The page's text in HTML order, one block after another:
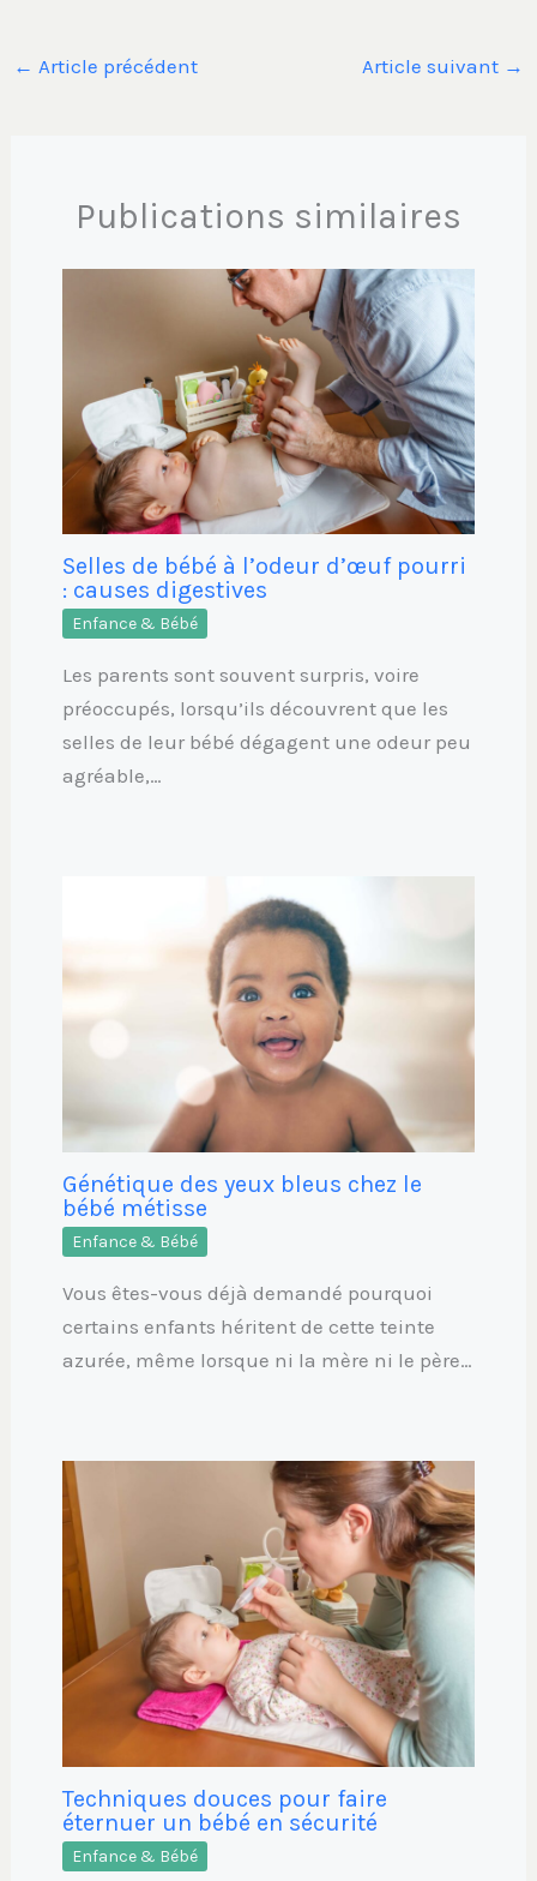
← Article précédent Article suivant →
Publications similaires
Selles de bébé à l’odeur d’œuf pourri
: causes digestives
Enfance & Bébé
Les parents sont souvent surpris, voire
préoccupés, lorsqu’ils découvrent que les
selles de leur bébé dégagent une odeur peu
agréable,…
Génétique des yeux bleus chez le
bébé métisse
Enfance & Bébé
Vous êtes-vous déjà demandé pourquoi
certains enfants héritent de cette teinte
azurée, même lorsque ni la mère ni le père…
Techniques douces pour faire
éternuer un bébé en sécurité
Enfance & Bébé